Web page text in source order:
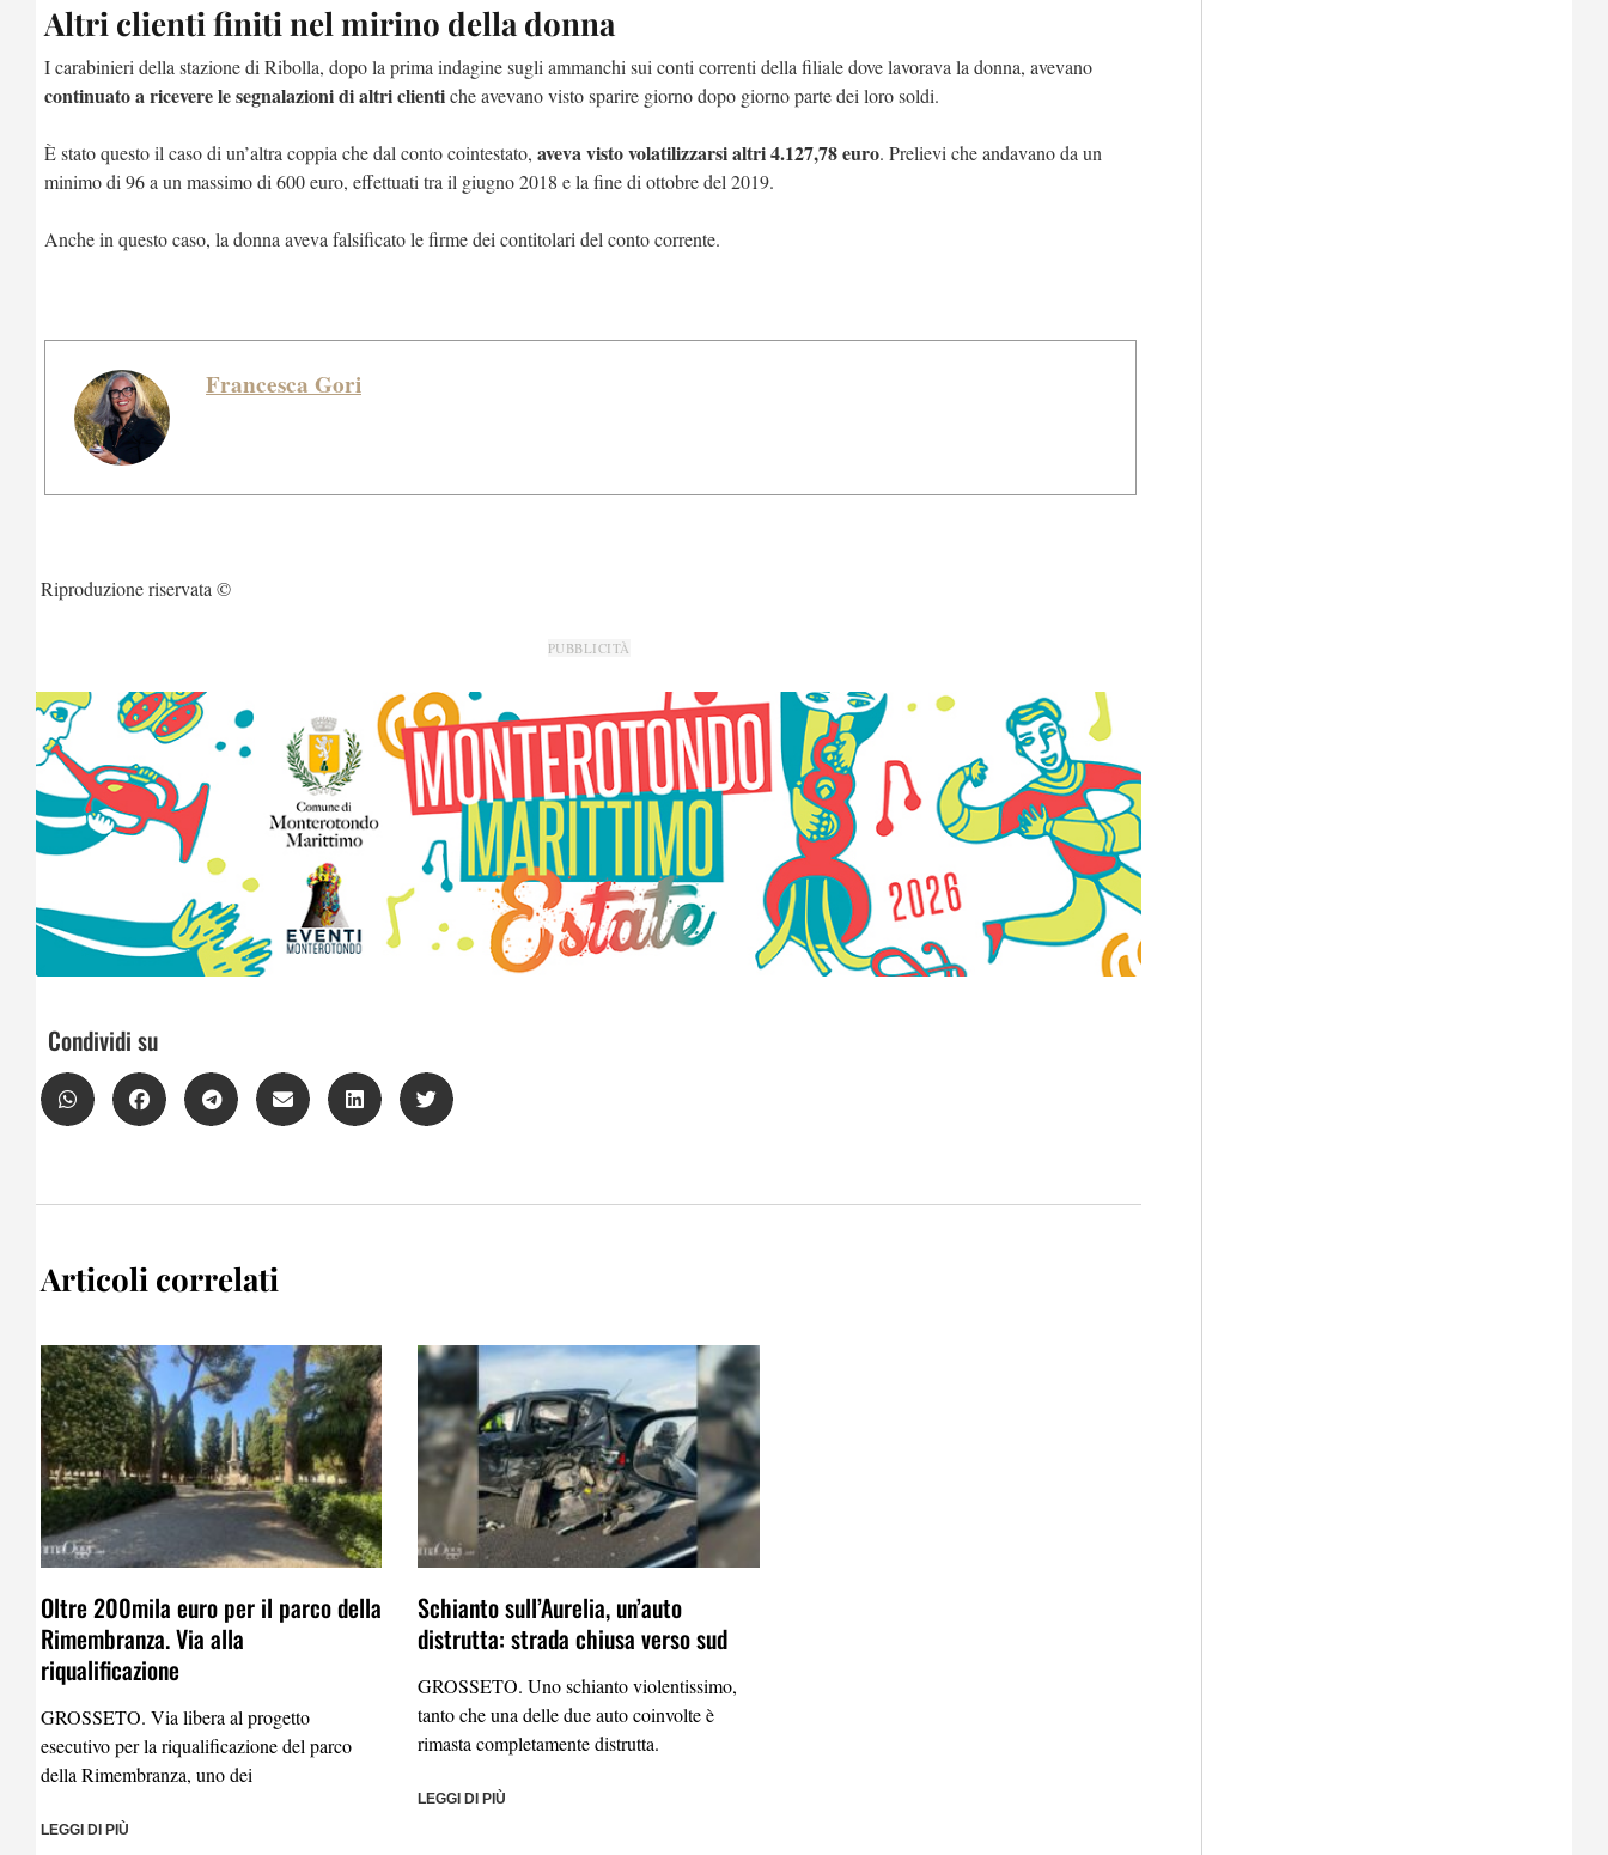
Altri clienti finiti nel mirino della donna
I carabinieri della stazione di Ribolla, dopo la prima indagine sugli ammanchi sui conti correnti della filiale dove lavorava la donna, avevano
continuato a ricevere le segnalazioni di altri clientiche avevano visto sparire giorno dopo giorno parte dei loro soldi.
È stato questo il caso di un’altra coppia che dal conto cointestato, aveva visto volatilizzarsi altri 4.127,78 euro. Prelievi che andavano da un
minimo di 96 a un massimo di 600 euro, effettuati tra il giugno 2018 e la fine di ottobre del 2019.
Anche in questo caso, la donna aveva falsificato le firme dei contitolari del conto corrente.
Francesca Gori
Riproduzione riservata ©
PUBBLICITÀ
Condividi su
Articoli correlati
Oltre 200mila euro per il parco della
Rimembranza. Via alla
riqualificazione
GROSSETO. Via libera al progetto
esecutivo per la riqualificazione del parco
della Rimembranza, uno dei
LEGGI DI PIÙ
Schianto sull’Aurelia, un’auto
distrutta: strada chiusa verso sud
GROSSETO. Uno schianto violentissimo,
tanto che una delle due auto coinvolte è
rimasta completamente distrutta.
LEGGI DI PIÙ